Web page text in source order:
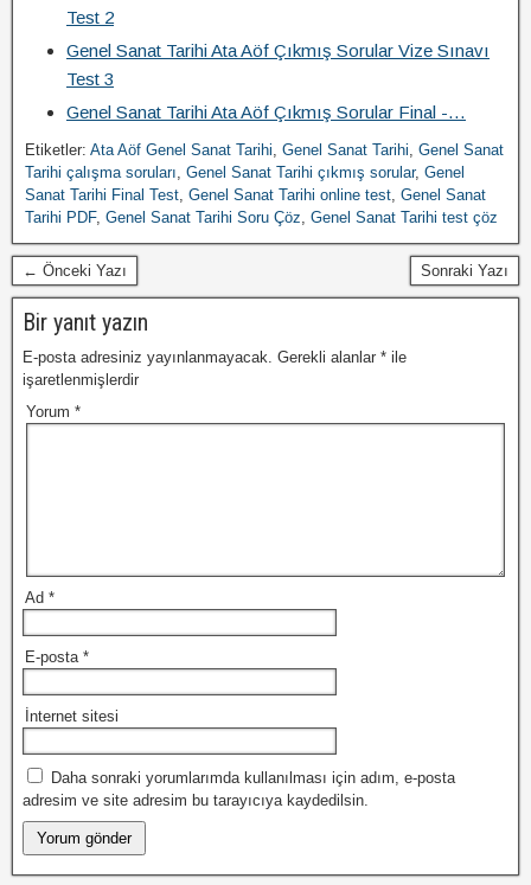
Test 2
Genel Sanat Tarihi Ata Aöf Çıkmış Sorular Vize Sınavı
Test 3
Genel Sanat Tarihi Ata Aöf Çıkmış Sorular Final -…
Etiketler: Ata Aöf Genel Sanat Tarihi, Genel Sanat Tarihi, Genel Sanat
Tarihi çalışma soruları, Genel Sanat Tarihi çıkmış sorular, Genel
Sanat Tarihi Final Test, Genel Sanat Tarihi online test, Genel Sanat
Tarihi PDF, Genel Sanat Tarihi Soru Çöz, Genel Sanat Tarihi test çöz
← Önceki Yazı Sonraki Yazı
Bir yanıt yazın
E-posta adresiniz yayınlanmayacak. Gerekli alanlar * ile
işaretlenmişlerdir
Yorum *
Ad *
E-posta *
İnternet sitesi
Daha sonraki yorumlarımda kullanılması için adım, e-posta
adresim ve site adresim bu tarayıcıya kaydedilsin.